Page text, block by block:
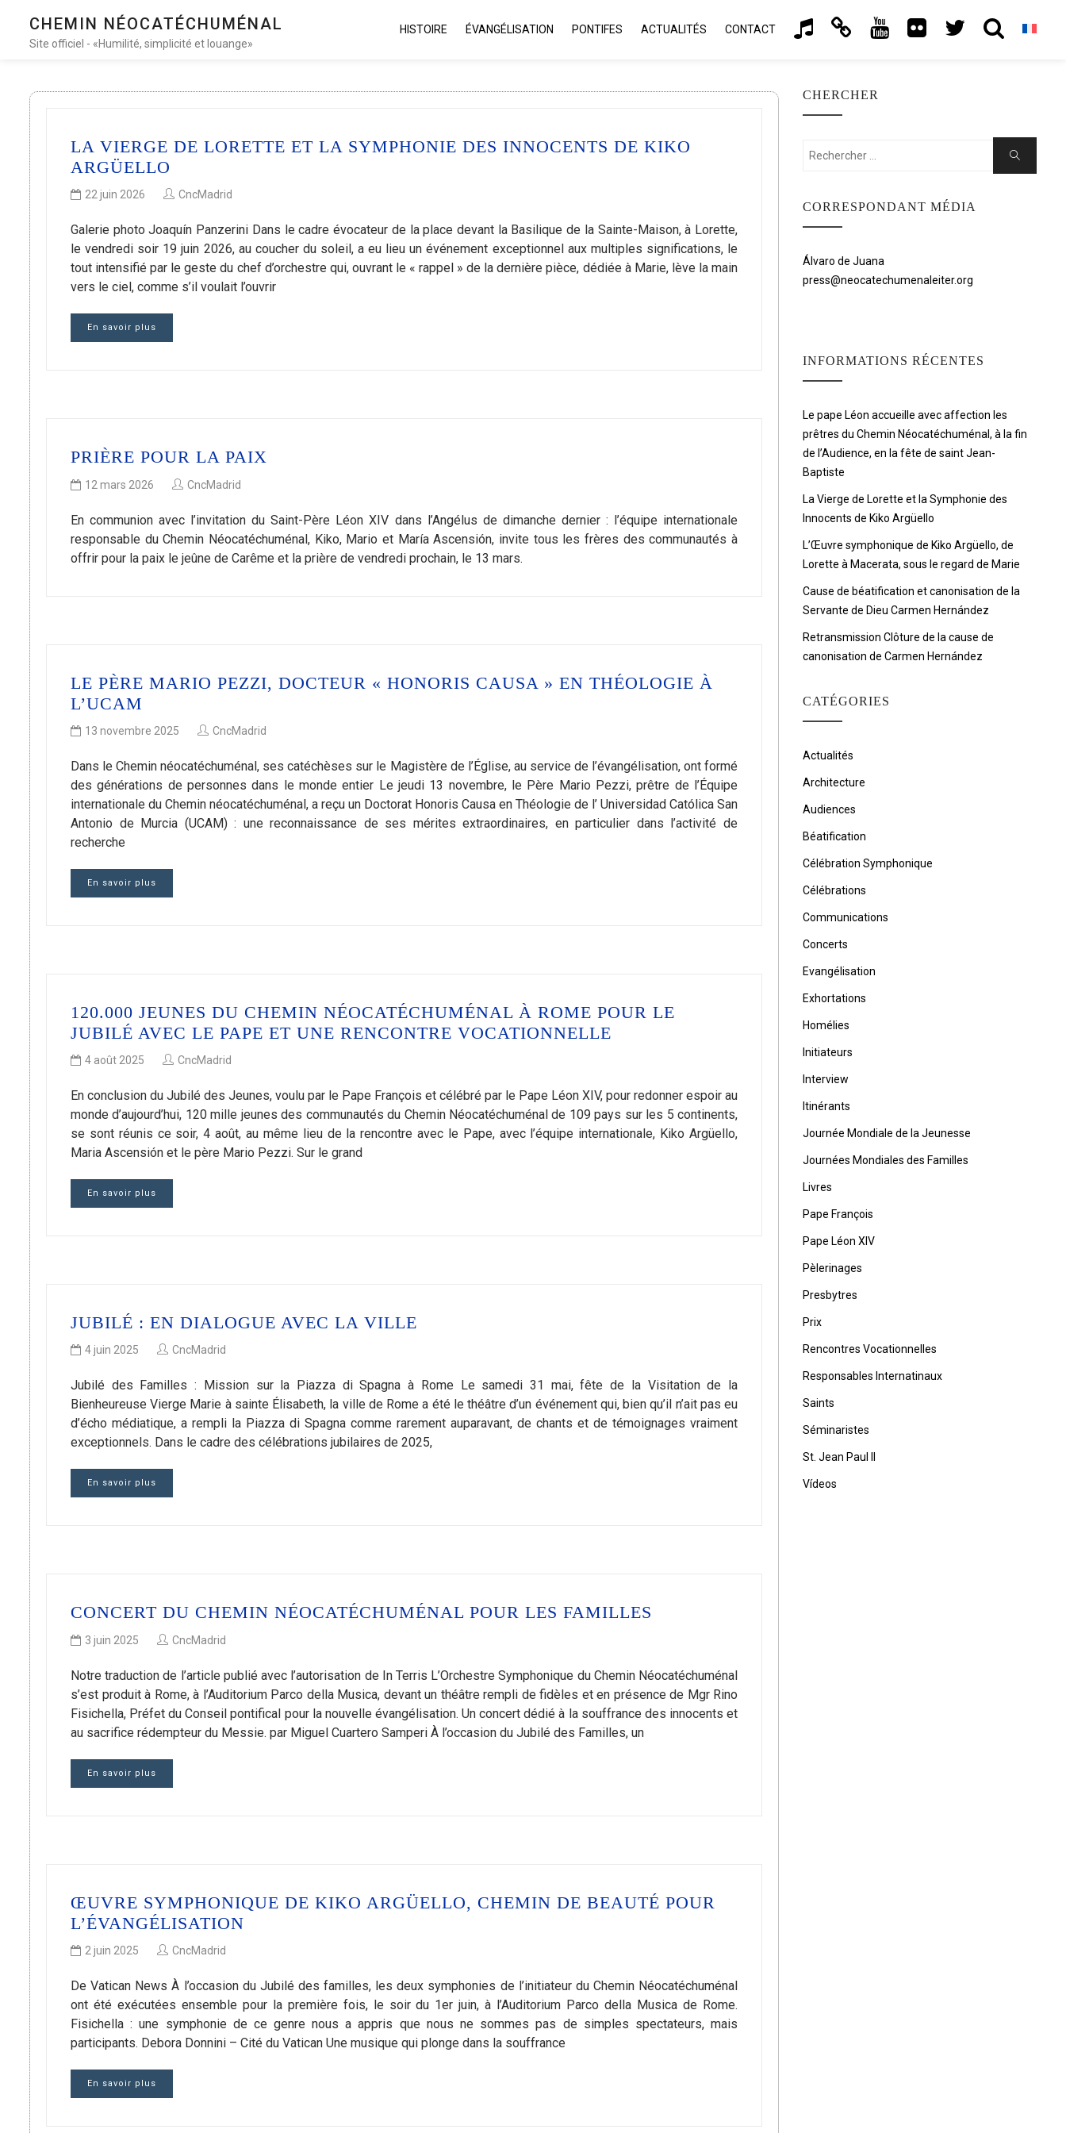
CHEMIN NÉOCATÉCHUMÉNAL
Site officiel - «Humilité, simplicité et louange»
HISTOIRE ÉVANGÉLISATION PONTIFES ACTUALITÉS CONTACT
LA VIERGE DE LORETTE ET LA SYMPHONIE DES INNOCENTS DE KIKO
ARGÜELLO
22 juin 2026 CncMadrid
Galerie photo Joaquín Panzerini Dans le cadre évocateur de la place devant la Basilique de la Sainte-Maison, à Lorette,
le vendredi soir 19 juin 2026, au coucher du soleil, a eu lieu un événement exceptionnel aux multiples significations, le
tout intensifié par le geste du chef d’orchestre qui, ouvrant le « rappel » de la dernière pièce, dédiée à Marie, lève la main
vers le ciel, comme s’il voulait l’ouvrir
En savoir plus
PRIÈRE POUR LA PAIX
12 mars 2026 CncMadrid
En communion avec l’invitation du Saint-Père Léon XIV dans l’Angélus de dimanche dernier : l’équipe internationale
responsable du Chemin Néocatéchuménal, Kiko, Mario et María Ascensión, invite tous les frères des communautés à
offrir pour la paix le jeûne de Carême et la prière de vendredi prochain, le 13 mars.
LE PÈRE MARIO PEZZI, DOCTEUR « HONORIS CAUSA » EN THÉOLOGIE À
L’UCAM
13 novembre 2025 CncMadrid
Dans le Chemin néocatéchuménal, ses catéchèses sur le Magistère de l’Église, au service de l’évangélisation, ont formé
des générations de personnes dans le monde entier Le jeudi 13 novembre, le Père Mario Pezzi, prêtre de l’Équipe
internationale du Chemin néocatéchuménal, a reçu un Doctorat Honoris Causa en Théologie de l’ Universidad Católica San
Antonio de Murcia (UCAM) : une reconnaissance de ses mérites extraordinaires, en particulier dans l’activité de
recherche
En savoir plus
120.000 JEUNES DU CHEMIN NÉOCATÉCHUMÉNAL À ROME POUR LE
JUBILÉ AVEC LE PAPE ET UNE RENCONTRE VOCATIONNELLE
4 août 2025 CncMadrid
En conclusion du Jubilé des Jeunes, voulu par le Pape François et célébré par le Pape Léon XIV, pour redonner espoir au
monde d’aujourd’hui, 120 mille jeunes des communautés du Chemin Néocatéchuménal de 109 pays sur les 5 continents,
se sont réunis ce soir, 4 août, au même lieu de la rencontre avec le Pape, avec l’équipe internationale, Kiko Argüello,
Maria Ascensión et le père Mario Pezzi. Sur le grand
En savoir plus
JUBILÉ : EN DIALOGUE AVEC LA VILLE
4 juin 2025 CncMadrid
Jubilé des Familles : Mission sur la Piazza di Spagna à Rome Le samedi 31 mai, fête de la Visitation de la
Bienheureuse Vierge Marie à sainte Élisabeth, la ville de Rome a été le théâtre d’un événement qui, bien qu’il n’ait pas eu
d’écho médiatique, a rempli la Piazza di Spagna comme rarement auparavant, de chants et de témoignages vraiment
exceptionnels. Dans le cadre des célébrations jubilaires de 2025,
En savoir plus
CONCERT DU CHEMIN NÉOCATÉCHUMÉNAL POUR LES FAMILLES
3 juin 2025 CncMadrid
Notre traduction de l’article publié avec l’autorisation de In Terris L’Orchestre Symphonique du Chemin Néocatéchuménal
s’est produit à Rome, à l’Auditorium Parco della Musica, devant un théâtre rempli de fidèles et en présence de Mgr Rino
Fisichella, Préfet du Conseil pontifical pour la nouvelle évangélisation. Un concert dédié à la souffrance des innocents et
au sacrifice rédempteur du Messie. par Miguel Cuartero Samperi À l’occasion du Jubilé des Familles, un
En savoir plus
ŒUVRE SYMPHONIQUE DE KIKO ARGÜELLO, CHEMIN DE BEAUTÉ POUR
L’ÉVANGÉLISATION
2 juin 2025 CncMadrid
De Vatican News À l’occasion du Jubilé des familles, les deux symphonies de l’initiateur du Chemin Néocatéchuménal
ont été exécutées ensemble pour la première fois, le soir du 1er juin, à l’Auditorium Parco della Musica de Rome.
Fisichella : une symphonie de ce genre nous a appris que nous ne sommes pas de simples spectateurs, mais
participants. Debora Donnini – Cité du Vatican Une musique qui plonge dans la souffrance
En savoir plus
CHERCHER
Rechercher:
Chercher
CORRESPONDANT MÉDIA
Álvaro de Juana
press@neocatechumenaleiter.org
INFORMATIONS RÉCENTES
Le pape Léon accueille avec affection les
prêtres du Chemin Néocatéchuménal, à la fin
de l’Audience, en la fête de saint Jean-
Baptiste
La Vierge de Lorette et la Symphonie des
Innocents de Kiko Argüello
L’Œuvre symphonique de Kiko Argüello, de
Lorette à Macerata, sous le regard de Marie
Cause de béatification et canonisation de la
Servante de Dieu Carmen Hernández
Retransmission Clôture de la cause de
canonisation de Carmen Hernández
CATÉGORIES
Actualités
Architecture
Audiences
Béatification
Célébration Symphonique
Célébrations
Communications
Concerts
Evangélisation
Exhortations
Homélies
Initiateurs
Interview
Itinérants
Journée Mondiale de la Jeunesse
Journées Mondiales des Familles
Livres
Pape François
Pape Léon XIV
Pèlerinages
Presbytres
Prix
Rencontres Vocationnelles
Responsables Internatinaux
Saints
Séminaristes
St. Jean Paul II
Vídeos